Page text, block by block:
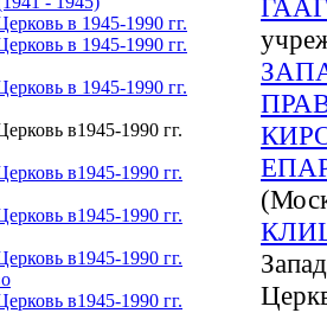
в 1945-1990 гг.
в 1945-1990 гг.
в 1945-1990 гг.
в1945-1990 гг.
в1945-1990 гг.
в1945-1990 гг.
в1945-1990 гг.
в1945-1990 гг.